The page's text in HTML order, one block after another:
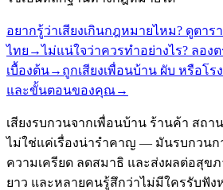
อยากรู้ว่าเสียงเกินกฎหมายไหม? ดูตาร
ไทย →ไม่แน่ใจว่าควรทำอย่างไร? ลอง
เบื้องต้น→ ถูกเสียงเพื่อนบ้าน ผับ หรือโ
และขั้นตอนของคุณ→
เสียงรบกวนจากเพื่อนบ้าน ร้านค้า สถา
ไม่ใช่แค่เรื่องน่ารำคาญ — มันรบกวนก
ความเครียด ลดสมาธิ และส่งผลต่อสุขภ
ยาว และหลายคนรู้สึกว่าไม่มีใครรับฟั